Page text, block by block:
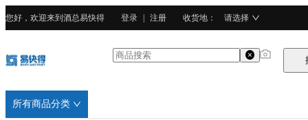
您好，欢迎来到酒总易快得 登录 注册 收货地 ： 请选择
所有商品分类